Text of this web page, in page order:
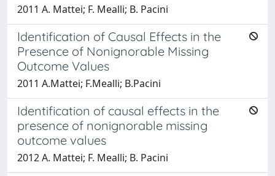
2011 A. Mattei; F. Mealli; B. Pacini
Identification of Causal Effects in the
Presence of Nonignorable Missing
Outcome Values
2011 A.Mattei; F.Mealli; B.Pacini
Identification of causal effects in the
presence of nonignorable missing
outcome values
2012 A. Mattei; F. Mealli; B. Pacini